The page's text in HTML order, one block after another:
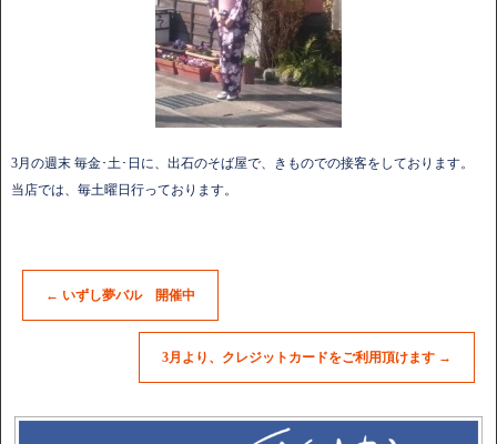
3月の週末 毎金･土･日に、出石のそば屋で、きものでの接客をしております。
当店では、毎土曜日行っております。
← いずし夢バル 開催中
3月より、クレジットカードをご利用頂けます →